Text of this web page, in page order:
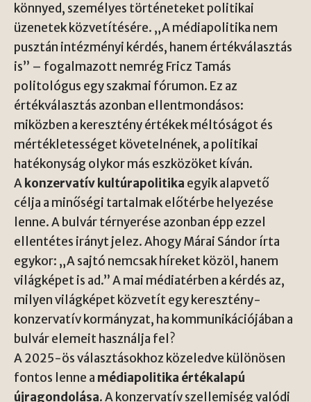
könnyed, személyes történeteket politikai
üzenetek közvetítésére. „A médiapolitika nem
pusztán intézményi kérdés, hanem értékválasztás
is” – fogalmazott nemrég Fricz Tamás
politológus egy szakmai fórumon. Ez az
értékválasztás azonban ellentmondásos:
miközben a keresztény értékek méltóságot és
mértékletességet követelnének, a politikai
hatékonyság olykor más eszközöket kíván.
A konzervatív kultúrapolitika egyik alapvető
célja a minőségi tartalmak előtérbe helyezése
lenne. A bulvár térnyerése azonban épp ezzel
ellentétes irányt jelez. Ahogy Márai Sándor írta
egykor: „A sajtó nemcsak híreket közöl, hanem
világképet is ad.” A mai médiatérben a kérdés az,
milyen világképet közvetít egy keresztény-
konzervatív kormányzat, ha kommunikációjában a
bulvár elemeit használja fel?
A 2025-ös választásokhoz közeledve különösen
fontos lenne a médiapolitika értékalapú
újragondolása. A konzervatív szellemiség valódi